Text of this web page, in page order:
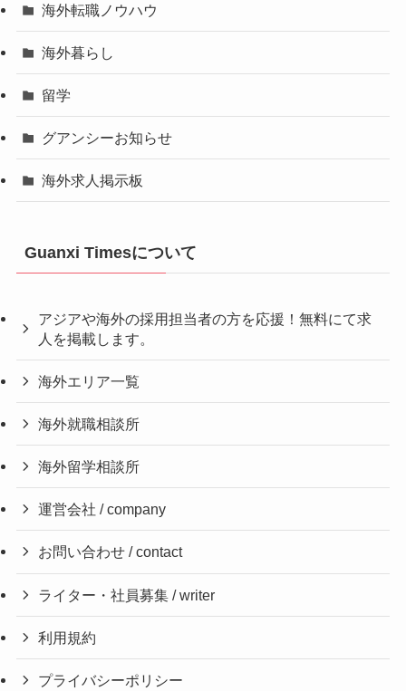
海外転職ノウハウ
海外暮らし
留学
グアンシーお知らせ
海外求人掲示板
Guanxi Timesについて
アジアや海外の採用担当者の方を応援！無料にて求
人を掲載します。
海外エリア一覧
海外就職相談所
海外留学相談所
運営会社 / company
お問い合わせ / contact
ライター・社員募集 / writer
利用規約
プライバシーポリシー